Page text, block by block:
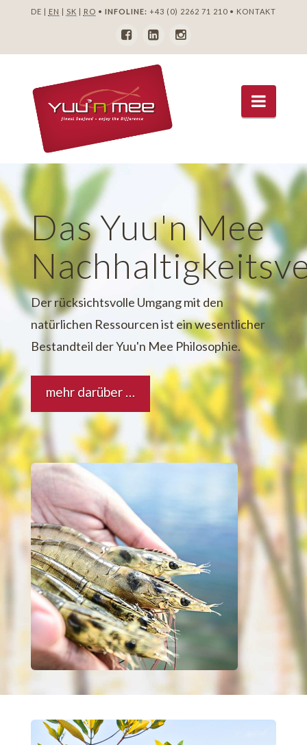
DE | EN | SK | RO • INFOLINE: +43 (0) 2262 71 210• KONTAKT
Das Yuu'n Mee
Der rücksichtsvolle Umgang mit den
natürlichen Ressourcen ist ein wesentlicher
Bestandteil der Yuu'n Mee Philosophie.
mehr darüber …